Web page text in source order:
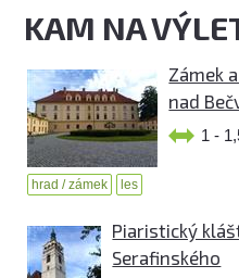
KAM NA
Zámek
nad
1 -
hrad / zámek les
Piaristický
Serafinského